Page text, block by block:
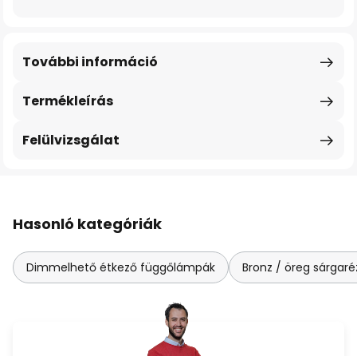
Termékleírás
További információ
Felülvizsgálat
Hasonló kategóriák
Dimmelhető étkező függőlámpák Bronz / öreg